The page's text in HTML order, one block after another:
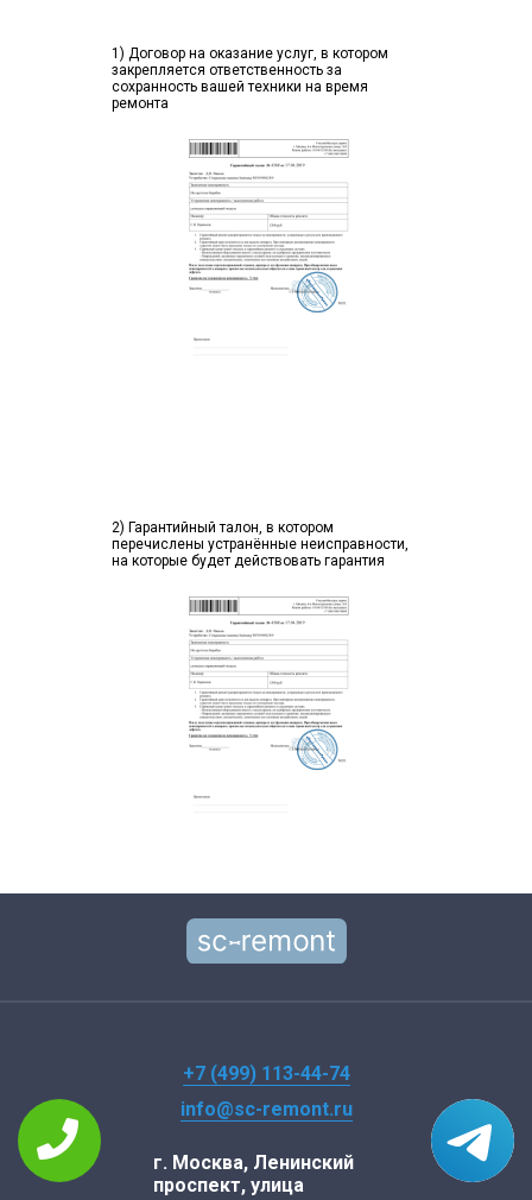
1) Договор на оказание услуг, в котором
закрепляется ответственность за
сохранность вашей техники на время
ремонта
2) Гарантийный талон, в котором
перечислены устранённые неисправности,
на которые будет действовать гарантия
+7 (499) 113-44-74
info@sc-remont.ru
г. Москва, Ленинский
проспект, улица